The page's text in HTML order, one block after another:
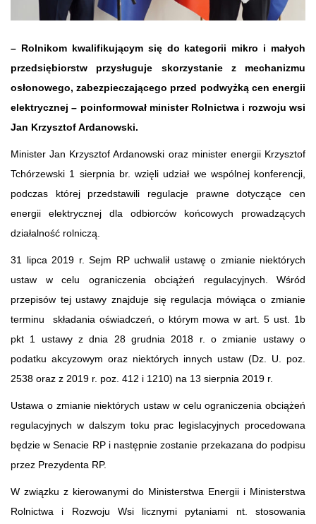
– Rolnikom kwalifikującym się do kategorii mikro i małych
przedsiębiorstw przysługuje skorzystanie z mechanizmu
osłonowego, zabezpieczającego przed podwyżką cen energii
elektrycznej – poinformował minister Rolnictwa i rozwoju wsi
Jan Krzysztof Ardanowski.
Minister Jan Krzysztof Ardanowski oraz minister energii Krzysztof
Tchórzewski 1 sierpnia br. wzięli udział we wspólnej konferencji,
podczas której przedstawili regulacje prawne dotyczące cen
energii elektrycznej dla odbiorców końcowych prowadzących
działalność rolniczą.
31 lipca 2019 r. Sejm RP uchwalił ustawę o zmianie niektórych
ustaw w celu ograniczenia obciążeń regulacyjnych. Wśród
przepisów tej ustawy znajduje się regulacja mówiąca o zmianie
terminu składania oświadczeń, o którym mowa w art. 5 ust. 1b
pkt 1 ustawy z dnia 28 grudnia 2018 r. o zmianie ustawy o
podatku akcyzowym oraz niektórych innych ustaw (Dz. U. poz.
2538 oraz z 2019 r. poz. 412 i 1210) na 13 sierpnia 2019 r.
Ustawa o zmianie niektórych ustaw w celu ograniczenia obciążeń
regulacyjnych w dalszym toku prac legislacyjnych procedowana
będzie w Senacie RP i następnie zostanie przekazana do podpisu
przez Prezydenta RP.
W związku z kierowanymi do Ministerstwa Energii i Ministerstwa
Rolnictwa i Rozwoju Wsi licznymi pytaniami nt. stosowania